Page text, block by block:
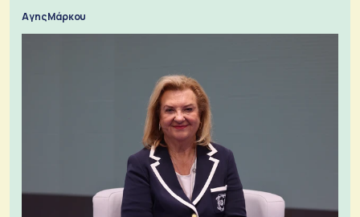
Αγης Μάρκου